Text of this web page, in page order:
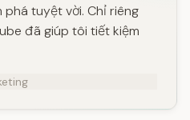
phá tuyệt vời. Chỉ riêng
đã giúp tôi tiết kiệm